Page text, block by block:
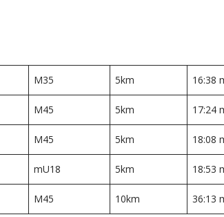
M35 5km 16:38
M45 5km 17:24
M45 5km 18:08
mU18 5km 18:53
M45 10km 36:13